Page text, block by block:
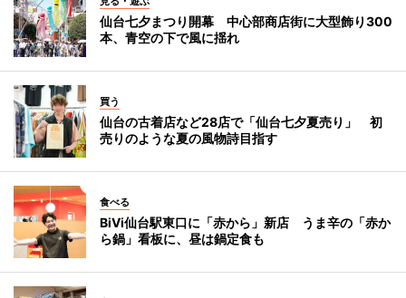
仙台七夕まつり開幕 中心部商店街に大型飾り300
本、青空の下で風に揺れ
買う
仙台の古着店など28店で「仙台七夕夏売り」 初
売りのような夏の風物詩目指す
食べる
BiVi仙台駅東口に「赤から」新店 うま辛の「赤か
ら鍋」看板に、昼は鍋定食も